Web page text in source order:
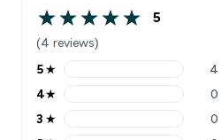
5 out of 5 stars
5
(4 reviews)
5 stars rating 4 reviews
5★ 4
4 stars rating 0 reviews
4★ 0
3 stars rating 0 reviews
3 ★ 0